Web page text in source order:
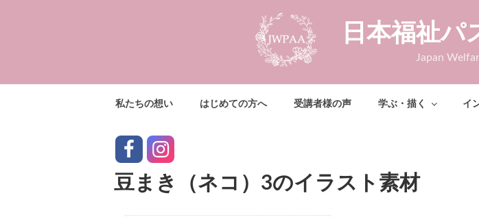
日本福祉パ
Japan
私たちの想い はじめての方へ 受講者様の声 学ぶ・描く イ
facebookinstagram
豆まき（ネコ）3のイラスト素材